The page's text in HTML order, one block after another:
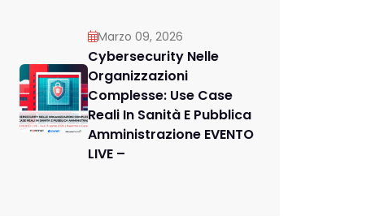
Marzo 09, 2026
Cybersecurity Nelle
Organizzazioni
Complesse: Use Case
Reali In Sanità E Pubblica
Amministrazione EVENTO
LIVE –